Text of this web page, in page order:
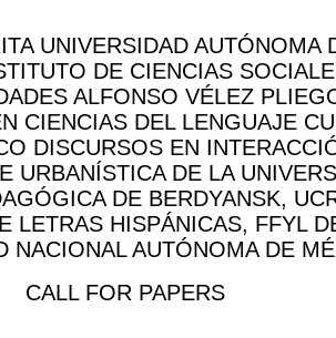
UNIVERSIDAD AUTÓNOMA
DE CIENCIAS
ALFONSO VÉLEZ
CIENCIAS DEL LENGUAJE
DISCURSOS EN
URBANÍSTICA DE LA
DE BERDYANSK,
LETRAS HISPÁNICAS, FFYL
NACIONAL AUTÓNOMA DE
CALL FOR PAPERS